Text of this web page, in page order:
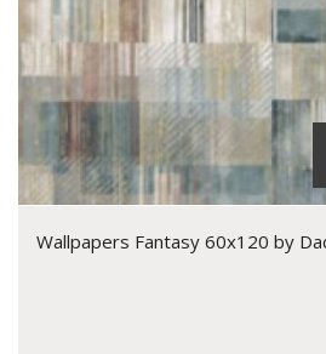
Wallpapers Fantasy 60x120 by